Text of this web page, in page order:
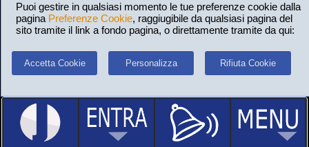
Puoi gestire in qualsiasi momento le tue preferenze cookie dalla
pagina Preferenze Cookie, raggiugibile da qualsiasi pagina del
sito tramite il link a fondo pagina, o direttamente tramite da qui:
Accetta Cookie Personalizza Rifiuta Cookie